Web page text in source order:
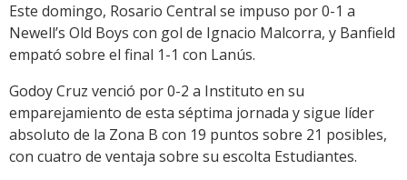
Este domingo, Rosario Central se impuso por 0-1 a
Newell’s Old Boys con gol de Ignacio Malcorra, y Banfield
empató sobre el final 1-1 con Lanús.
Godoy Cruz venció por 0-2 a Instituto en su
emparejamiento de esta séptima jornada y sigue líder
absoluto de la Zona B con 19 puntos sobre 21 posibles,
con cuatro de ventaja sobre su escolta Estudiantes.